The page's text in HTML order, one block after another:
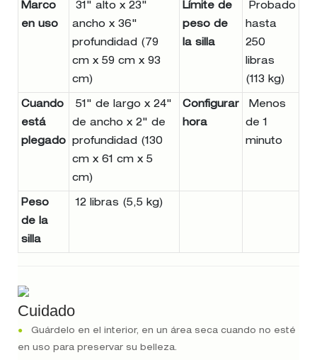
Marco
en uso
31" alto x 23"
ancho x 36"
profundidad (79
cm x 59 cm x 93
cm)
Límite de
peso de
la silla
Probado
hasta
250
libras
(113 kg)
Cuando
está
plegado
51" de largo x 24"
de ancho x 2" de
profundidad (130
cm x 61 cm x 5
cm)
Configurar
hora
Menos
de 1
minuto
Peso
de la
silla
12 libras (5,5 kg)
Cuidado
●
Guárdelo en el interior, en un área seca cuando no esté
en uso para preservar su belleza.